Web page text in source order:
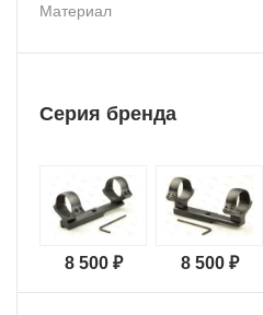
Материал
Серия бренда
8 500 ₽ 8 500 ₽